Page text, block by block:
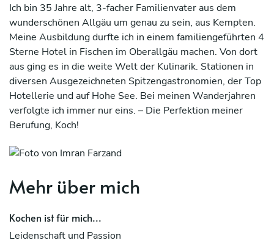
Ich bin 35 Jahre alt, 3-facher Familienvater aus dem
wunderschönen Allgäu um genau zu sein, aus Kempten.
Meine Ausbildung durfte ich in einem familiengeführten 4
Sterne Hotel in Fischen im Oberallgäu machen. Von dort
aus ging es in die weite Welt der Kulinarik. Stationen in
diversen Ausgezeichneten Spitzengastronomien, der Top
Hotellerie und auf Hohe See. Bei meinen Wanderjahren
verfolgte ich immer nur eins. – Die Perfektion meiner
Berufung, Koch!
Kochen ist für mich ein „ehrliches Handwerk“, das in Top-
selbstverständlich ist dabei für mich, regionale und
frische Lebensmittel zu verarbeiten. Eine Prise Spass und
Ich liebe es mit regionalen, aber auch überregionalen
Mehr über mich
Kochen ist für mich...
Leidenschaft und Passion